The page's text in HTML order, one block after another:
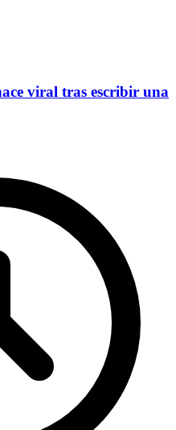
viral tras escribir una